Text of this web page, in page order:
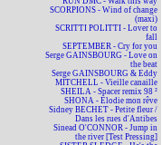
SCORPIONS - Wind of change
(maxi)
SCRITTI POLITTI - Lover to
fall
SEPTEMBER - Cry for you
Serge GAINSBOURG - Love on
the beat
Serge GAINSBOURG & Eddy
MITCHELL - Vieille canaille
SHEILA - Spacer remix 98 ²
SHONA - Elodie mon rêve
Sidney BECHET - Petite fleur /
Dans les rues d'Antibes
Sinead O'CONNOR - Jump in
the river [Test Pressing]